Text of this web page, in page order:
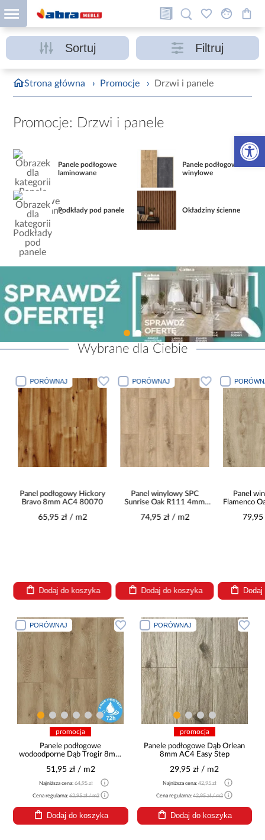
Otwórz
Sortuj Filtruj
Strona główna › Promocje › Drzwi i panele
Promocje: Drzwi i panele
Panele podłogowe
laminowane
Panele podłogowe
winylowe
Podkłady pod panele Okładziny ścienne
Wybrane dla Ciebie
PORÓWNAJ
Panel podłogowy Hickory
Bravo 8mm AC4 80070
65,95 zł / m2
Dodaj do koszyka
PORÓWNAJ
Panel winylowy SPC
Sunrise Oak R111 4mm
74,95 zł / m2
Dodaj do koszyka
Panel
Flamenco
79,95
PORÓWNAJ
promocja
Panele podłogowe
wodoodporne Dąb Trogir 8mm
51,95 zł / m2
Najniższa cena: 64,95 zł
Cena regularna: 62,95 zł / m2
Dodaj do koszyka
PORÓWNAJ
promocja
Panele podłogowe Dąb Orlean
8mm AC4 Easy Step
29,95 zł / m2
Najniższa cena:42,95 zł
Cena regularna:42,95 zł / m2
Dodaj do koszyka